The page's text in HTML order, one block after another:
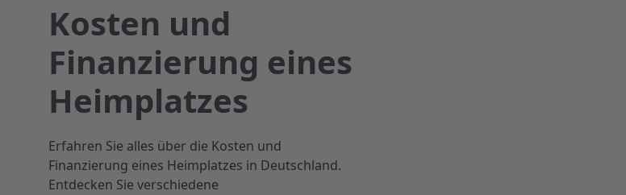
Kosten und
Finanzierung eines
Heimplatzes
Erfahren Sie alles über die Kosten und
Finanzierung eines Heimplatzes in Deutschland.
Entdecken Sie verschiedene